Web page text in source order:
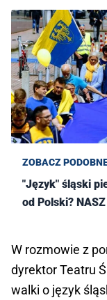
ZOBACZ
"Język" śląski
od Polski?
W rozmowie z
dyrektor Teatru
walki o język